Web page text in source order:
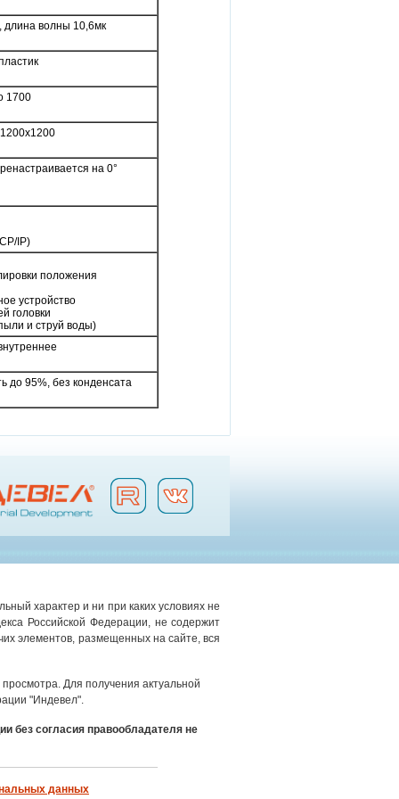
длина волны 10,6мк
1700
на 0°
IP)
положения
устройство
головки
и струй воды)
до 95%, без конденсата
характер и ни при каких условиях не
Российской Федерации, не содержит
элементов, размещенных на сайте, вся
Для получения актуальной
"Индевел".
без согласия правообладателя не
данных